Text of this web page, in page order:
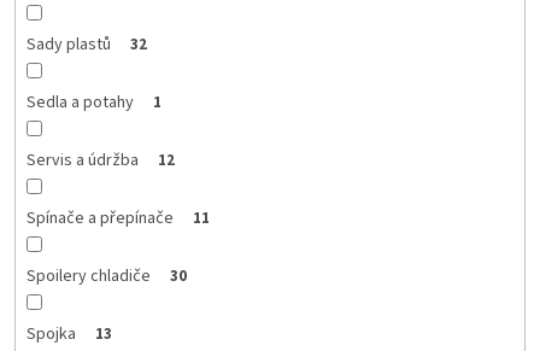
Sady plastů 32
Sedla a potahy 1
Servis a údržba 12
Spínače a přepínače 11
Spoilery chladiče 30
Spojka 13